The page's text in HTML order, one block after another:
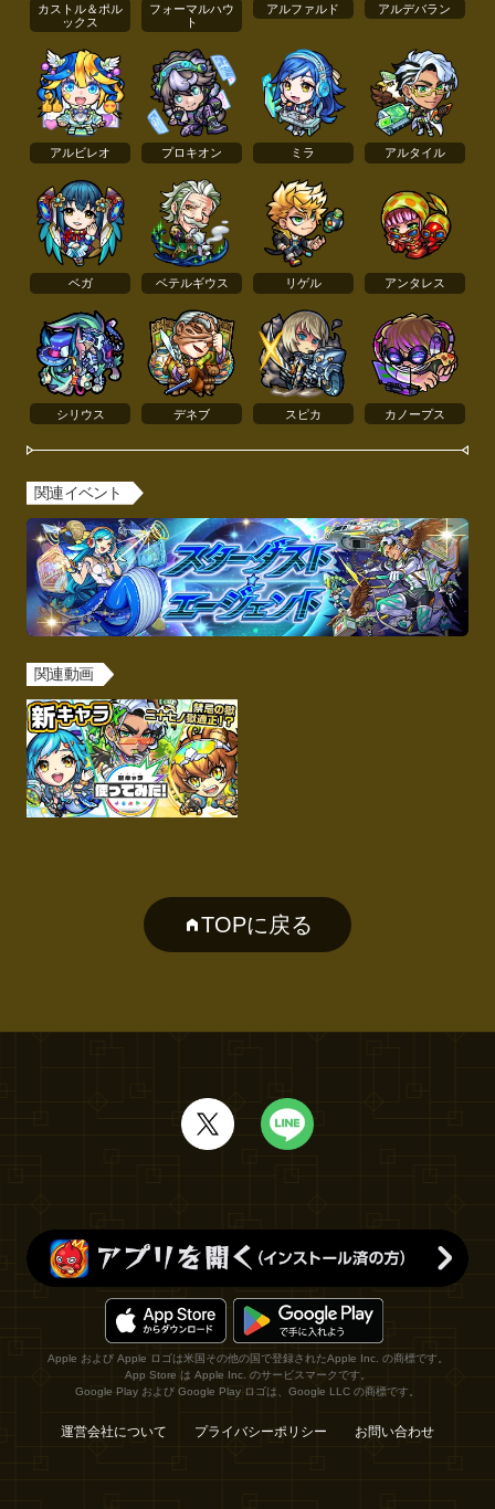
カストル＆ポル
ックス
フォーマルハウ
ト
アルファルド アルデバラン
アルビレオ プロキオン ミラ アルタイル
ベガ ベテルギウス リゲル アンタレス
シリウス デネブ スピカ カノープス
関連イベント
関連動画
TOPに戻る
Apple および Apple ロゴは米国その他の国で登録されたApple Inc. の商標です。
App Store は Apple Inc. のサービスマークです。
Google Play および Google Play ロゴは、Google LLC の商標です。
運営会社について プライバシーポリシー お問い合わせ